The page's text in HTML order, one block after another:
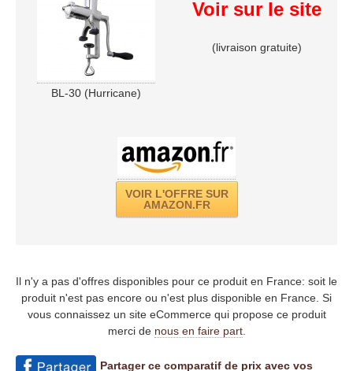
BL-30 (Hurricane)
Voir sur le site
(livraison gratuite)
VOIR L'OFFRE SUR
AMAZON.FR
Il n'y a pas d'offres disponibles pour ce produit en France: soit le
produit n'est pas encore ou n'est plus disponible en France. Si
vous connaissez un site eCommerce qui propose ce produit
merci de nous en faire part.
Partager ce comparatif de prix avec vos